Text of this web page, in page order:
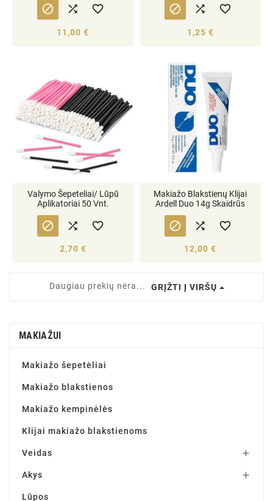
  
11,00 €
  
1,25 €
Valymo Šepeteliai/ Lūpū
Aplikatoriai 50 Vnt.
  
2,70 €
Makiažo Blakstienų Klijai
Ardell Duo 14g Skaidrūs
  
12,00 €
Daugiau prekių nėra... GRĮŽTI Į VIRŠŲ
MAKIAŽUI
Makiažo šepetėliai
Makiažo blakstienos
Makiažo kempinėlės
Klijai makiažo blakstienoms
Veidas 
Akys 
Lūpos